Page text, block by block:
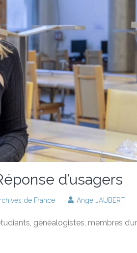
d’usagers
de France Ange JAUBERT
généalogistes, membres